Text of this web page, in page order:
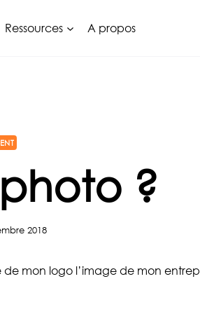
Ressources A propos
?
2018
de mon logo l’image de mon